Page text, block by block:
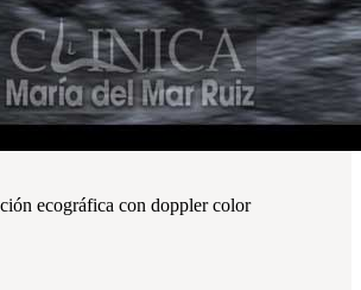
ecográfica con doppler color